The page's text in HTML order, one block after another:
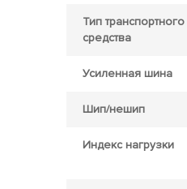
Тип транспортного
средства
Усиленная шина
Шип/нешип
Индекс нагрузки